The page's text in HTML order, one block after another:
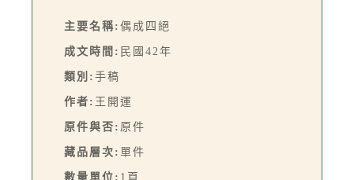
主要名稱: 偶成四絕
成文時間: 民國42年
類別: 手稿
作者: 王開運
原件與否: 原件
藏品層次: 單件
數量單位: 1頁